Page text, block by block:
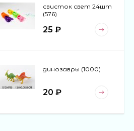
свисток свет 24шт
(576)
25 ₽
динозавры (1000)
20 ₽